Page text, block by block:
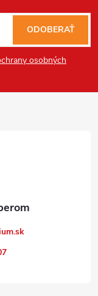
osobných
ODOBERAŤ